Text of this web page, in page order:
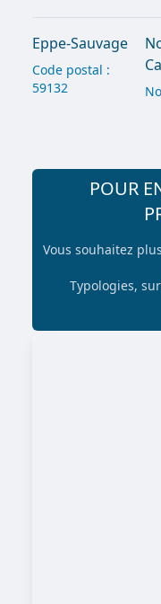
Eppe-Sauvage
Code postal :
59132
POUR
Vous souhaitez
Typologies,